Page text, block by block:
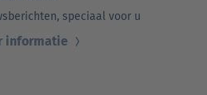
speciaal voor u
informatie